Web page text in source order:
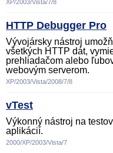
XP/2003/Vista/7/8
HTTP Debugger Pro
Vývojársky nástroj
všetkých HTTP dát,
prehliadačom alebo
webovým serverom.
XP/2003/Vista/2008/7/8
vTest
Výkonný nástroj na
aplikácií.
2000/XP/2003/Vista/7